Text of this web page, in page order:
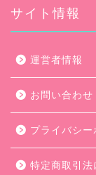
サイト情報
運営者情報
お問い合わせ
プライバシー
特定商取引法